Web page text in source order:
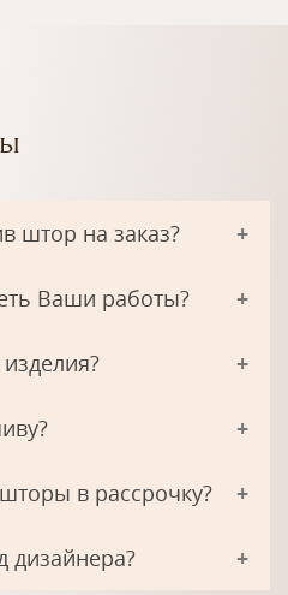
штор на заказ?
Ваши работы?
в рассрочку?
дизайнера?